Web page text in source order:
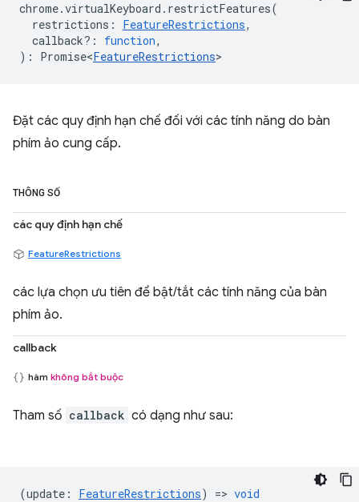
chrome.virtualKeyboard . restrictFeatures(
restrictions : FeatureRestrictions,
callback? : function,
) : Promise<FeatureRestrictions>
Đặt các quy định hạn chế đối với các tính năng do bàn
phím ảo cung cấp.
THÔNG SỐ
các quy định hạn chế
FeatureRestrictions
các lựa chọn ưu tiên để bật/tắt các tính năng của bàn
phím ảo.
callback
hàm không bắt buộc
Tham số callback có dạng như sau:
(update : FeatureRestrictions) => void